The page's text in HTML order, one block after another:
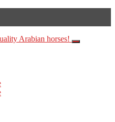
Arabian horses!